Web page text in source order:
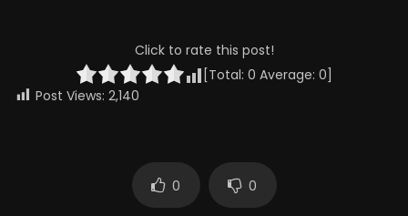
Click to rate this post!
[Total: 0 Average: 0]
Post Views: 2,140
0 0